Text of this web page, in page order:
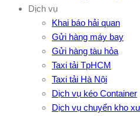
Dịch vụ
Khai báo hải quan
Gửi hàng máy bay
Gửi hàng tàu hỏa
Taxi tải TpHCM
Taxi tải Hà Nội
Dịch vụ kéo Container
Dịch vụ chuyển kho